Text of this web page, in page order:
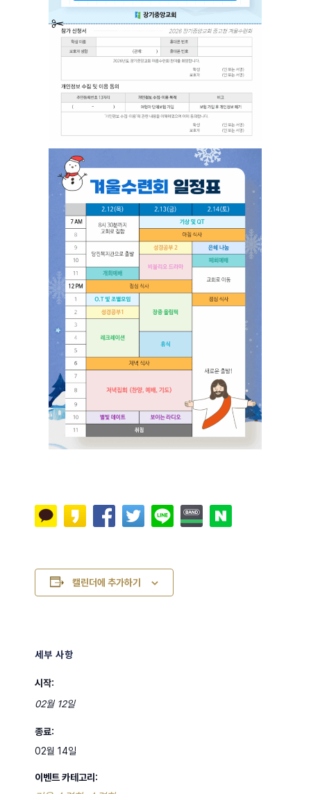
캘린더에 추가하기
세부 사항
시작:
02월 12일
종료:
02월 14일
이벤트 카테고리: